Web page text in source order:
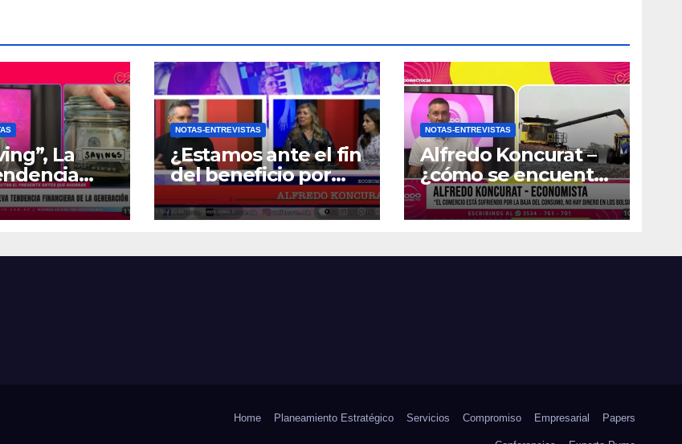
La
de la
Z
NOTAS-ENTREVISTAS
¿Estamos ante el fin
del beneficio por
Zona Fría?
NOTAS-ENTREVISTAS
Alfredo Koncurat –
¿cómo se encuentra
la actividad
económica del país?
Home Planeamiento Estratégico Servicios Compromiso Empresarial Papers